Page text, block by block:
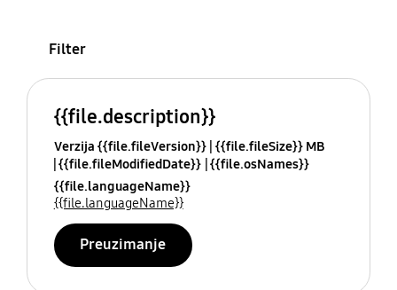
Filter
{{file.description}}
Verzija {{file.fileVersion}} {{file.fileSize}} MB
{{file.fileModifiedDate}} {{file.osNames}}
{{file.languageName}}
{{file.languageName}}
Preuzimanje